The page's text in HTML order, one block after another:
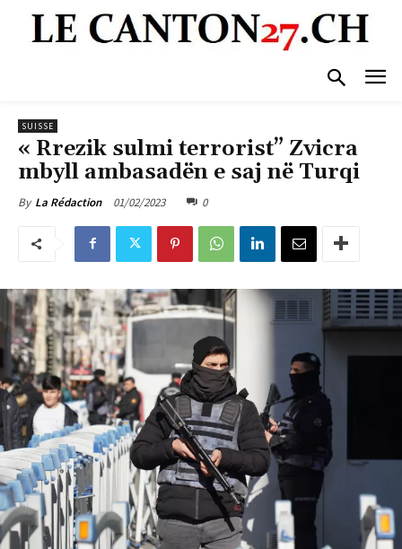
SUISSE
« Rrezik sulmi terrorist” Zvicra
mbyll ambasadën e saj në Turqi
By La Rédaction 01/02/2023 0